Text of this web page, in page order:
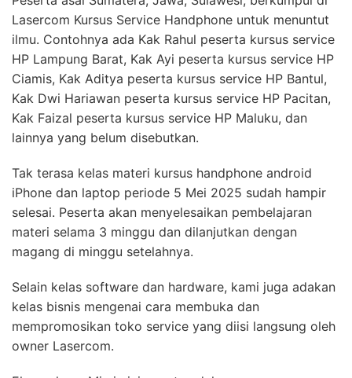
Lasercom Kursus Service Handphone untuk menuntut
ilmu. Contohnya ada Kak Rahul peserta kursus service
HP Lampung Barat, Kak Ayi peserta kursus service HP
Ciamis, Kak Aditya peserta kursus service HP Bantul,
Kak Dwi Hariawan peserta kursus service HP Pacitan,
Kak Faizal peserta kursus service HP Maluku, dan
lainnya yang belum disebutkan.
Tak terasa kelas materi kursus handphone android
iPhone dan laptop periode 5 Mei 2025 sudah hampir
selesai. Peserta akan menyelesaikan pembelajaran
materi selama 3 minggu dan dilanjutkan dengan
magang di minggu setelahnya.
Selain kelas software dan hardware, kami juga adakan
kelas bisnis mengenai cara membuka dan
mempromosikan toko service yang diisi langsung oleh
owner Lasercom.